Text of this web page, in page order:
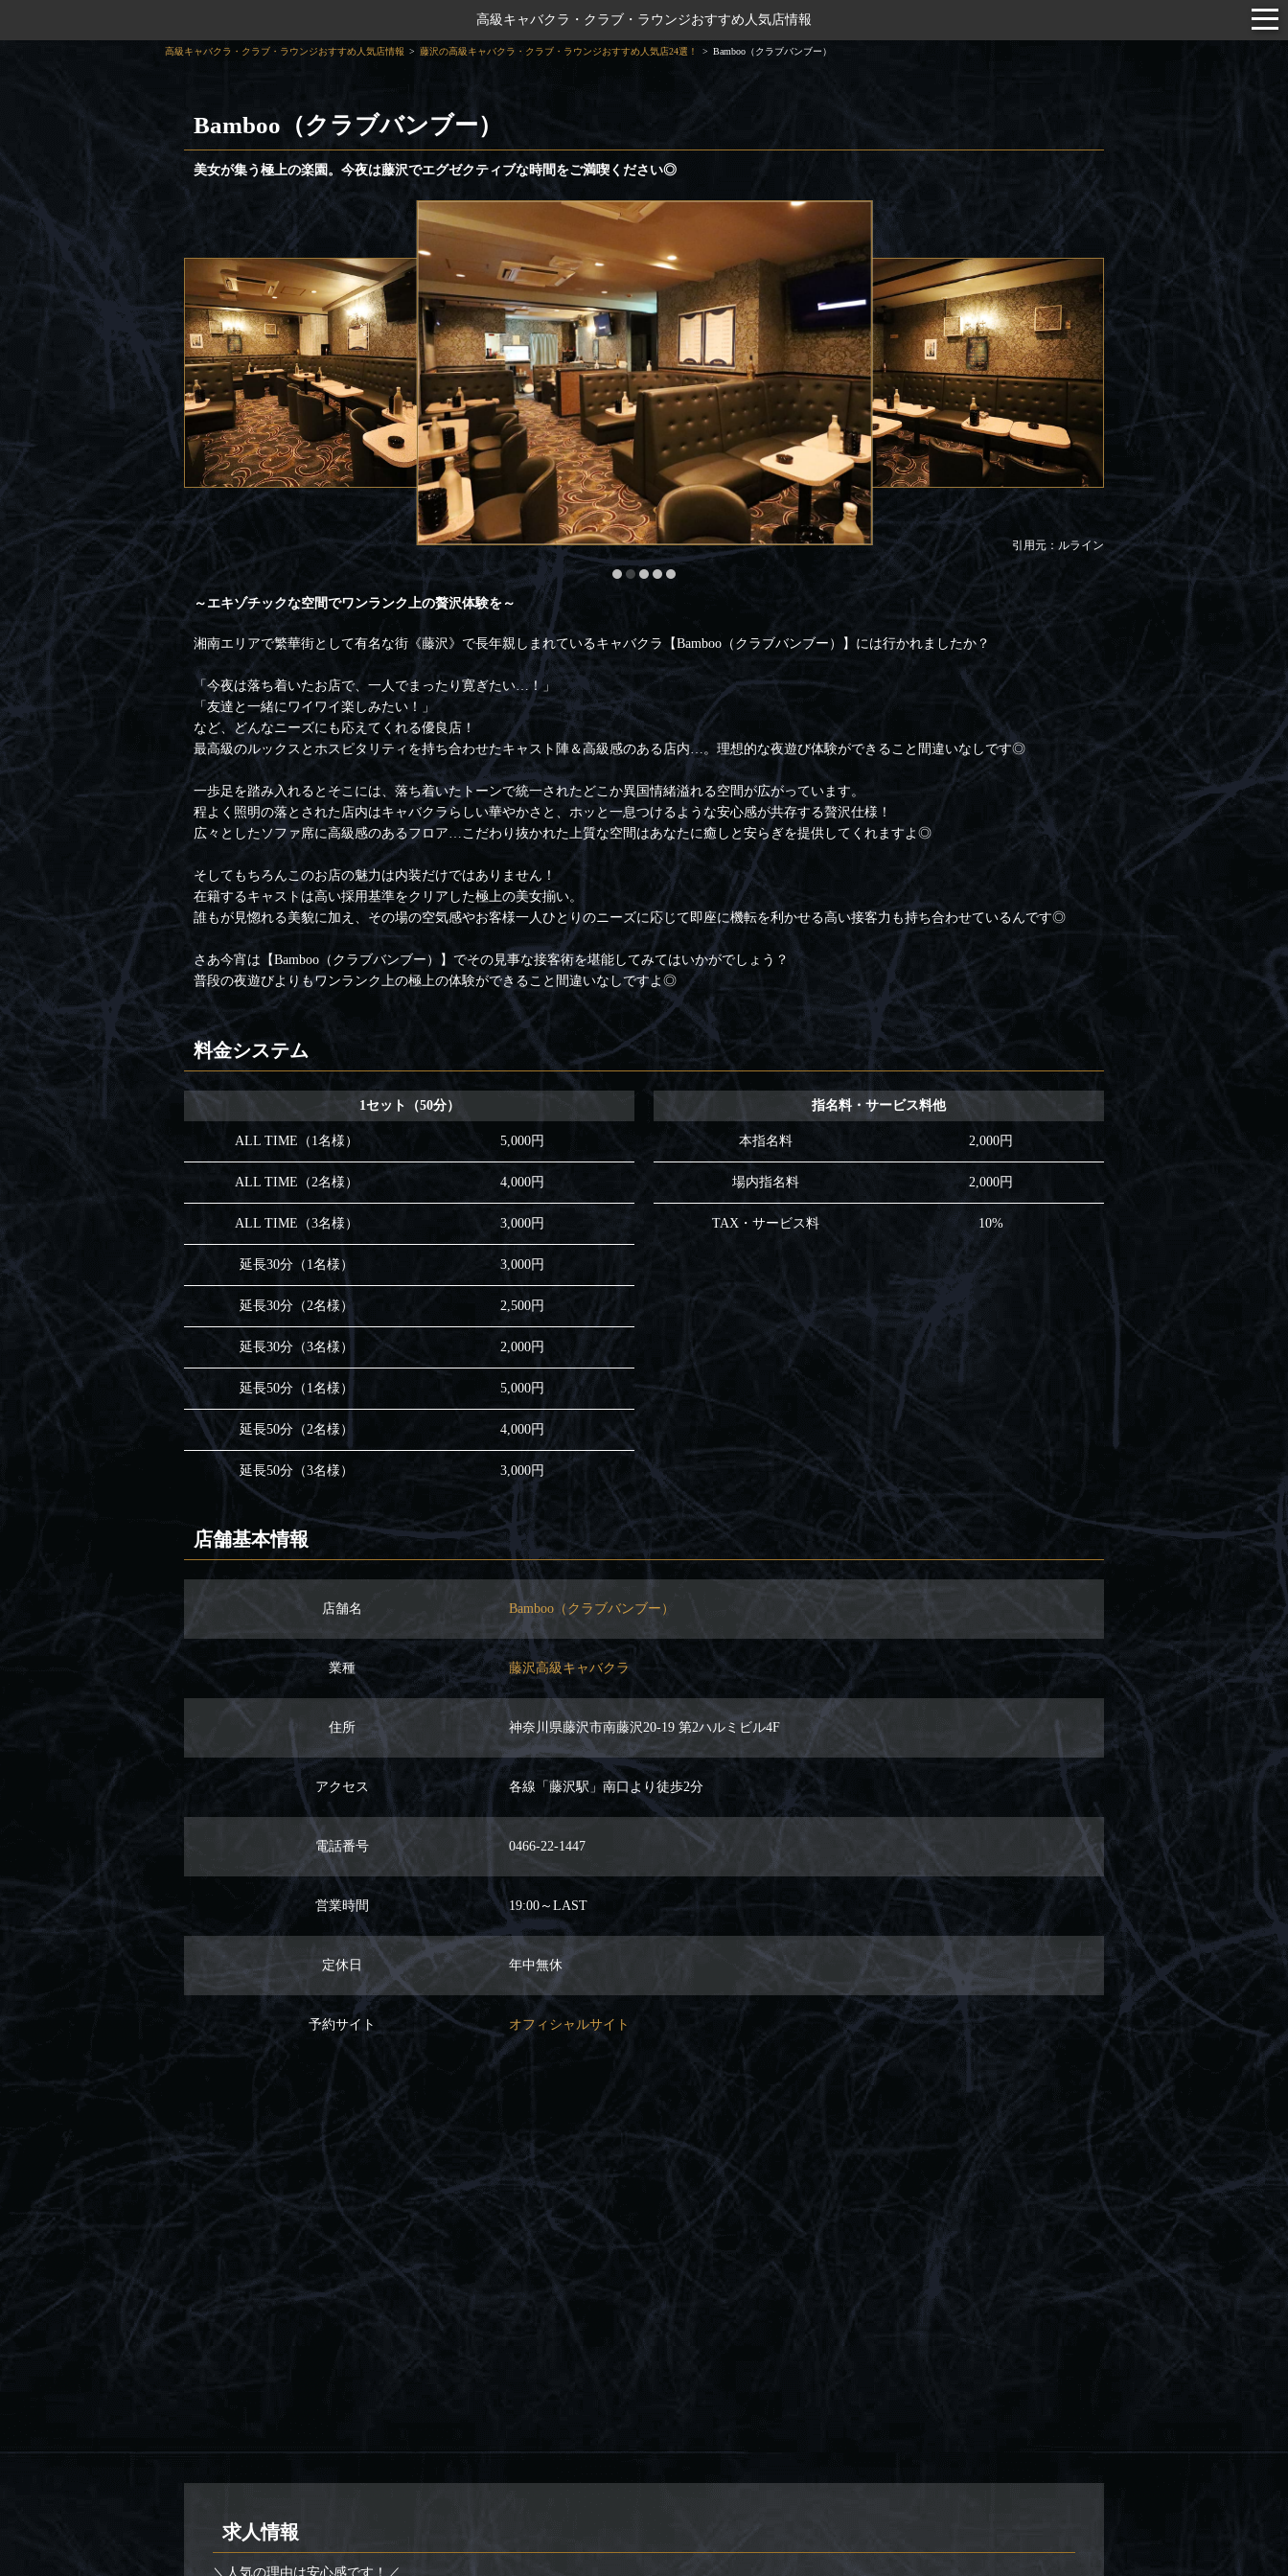
高級キャバクラ・クラブ・ラウンジおすすめ人気店情報
高級キャバクラ・クラブ・ラウンジおすすめ人気店情報 藤沢の高級キャバクラ・クラブ・ラウンジおすすめ人気店24選！ Bamboo（クラブバンブー）
Bamboo（クラブバンブー）
美女が集う極上の楽園。今夜は藤沢でエグゼクティブな時間をご満喫ください◎
引用元：ルライン
～エキゾチックな空間でワンランク上の贅沢体験を～
湘南エリアで繁華街として有名な街《藤沢》で長年親しまれているキャバクラ【Bamboo（クラブバンブー）】には行かれましたか？
「今夜は落ち着いたお店で、一人でまったり寛ぎたい…！」
「友達と一緒にワイワイ楽しみたい！」
など、どんなニーズにも応えてくれる優良店！
最高級のルックスとホスピタリティを持ち合わせたキャスト陣＆高級感のある店内…。理想的な夜遊び体験ができること間違いなしです◎
一歩足を踏み入れるとそこには、落ち着いたトーンで統一されたどこか異国情緒溢れる空間が広がっています。
程よく照明の落とされた店内はキャバクラらしい華やかさと、ホッと一息つけるような安心感が共存する贅沢仕様！
広々としたソファ席に高級感のあるフロア…こだわり抜かれた上質な空間はあなたに癒しと安らぎを提供してくれますよ◎
そしてもちろんこのお店の魅力は内装だけではありません！
在籍するキャストは高い採用基準をクリアした極上の美女揃い。
誰もが見惚れる美貌に加え、その場の空気感やお客様一人ひとりのニーズに応じて即座に機転を利かせる高い接客力も持ち合わせているんです◎
さあ今宵は【Bamboo（クラブバンブー）】でその見事な接客術を堪能してみてはいかがでしょう？
普段の夜遊びよりもワンランク上の極上の体験ができること間違いなしですよ◎
料金システム
1セット（50分）
ALL TIME（1名様） 5,000円
ALL TIME（2名様） 4,000円
ALL TIME（3名様） 3,000円
延長30分（1名様） 3,000円
延長30分（2名様） 2,500円
延長30分（3名様） 2,000円
延長50分（1名様） 5,000円
延長50分（2名様） 4,000円
延長50分（3名様） 3,000円
指名料・サービス料他
本指名料 2,000円
場内指名料 2,000円
TAX・サービス料 10%
店舗基本情報
店舗名 Bamboo（クラブバンブー）
業種 藤沢高級キャバクラ
住所 神奈川県藤沢市南藤沢20-19 第2ハルミビル4F
アクセス 各線「藤沢駅」南口より徒歩2分
電話番号 0466-22-1447
営業時間 19:00～LAST
定休日 年中無休
予約サイト オフィシャルサイト
求人情報
＼人気の理由は安心感です！／